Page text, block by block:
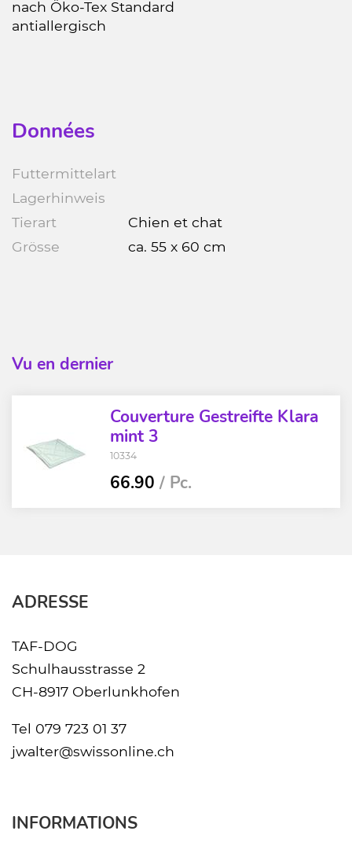
nach Öko-Tex Standard
antiallergisch
Données
Futtermittelart
Lagerhinweis
Tierart
Chien et chat
Grösse
ca. 55 x 60 cm
Vu en dernier
Couverture Gestreifte Klara
mint 3
10334
66.90 / Pc.
ADRESSE
TAF-DOG
Schulhausstrasse 2
CH-8917 Oberlunkhofen
Tel 079 723 01 37
jwalter@swissonline.ch
INFORMATIONS